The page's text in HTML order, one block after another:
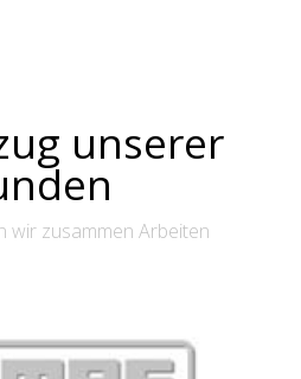
unserer
wir zusammen Arbeiten